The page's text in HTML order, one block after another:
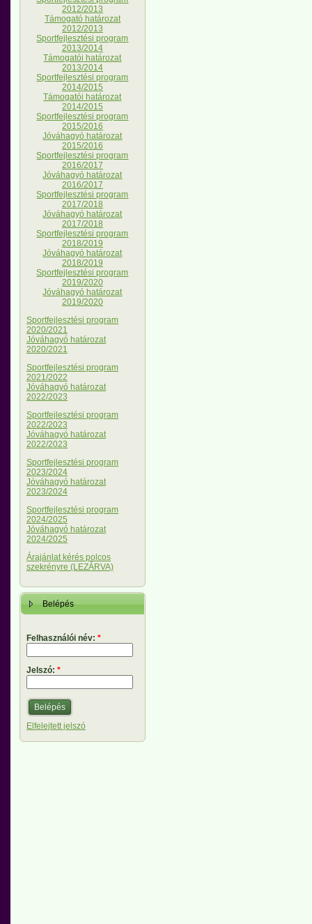
2012/2013
Támogató határozat
2012/2013
Sportfejlesztési program
2013/2014
Támogatói határozat
2013/2014
Sportfejlesztési program
2014/2015
Támogatói határozat
2014/2015
Sportfejlesztési program
2015/2016
Jóváhagyó határozat
2015/2016
Sportfejlesztési program
2016/2017
Jóváhagyó határozat
2016/2017
Sportfejlesztési program
2017/2018
Jóváhagyó határozat
2017/2018
Sportfejlesztési program
2018/2019
Jóváhagyó határozat
2018/2019
Sportfejlesztési program
2019/2020
Jóváhagyó határozat
2019/2020
Sportfejlesztési program
2020/2021
Jóváhagyó határozat
2020/2021
Sportfejlesztési program
2021/2022
Jóváhagyó határozat
2022/2023
Sportfejlesztési program
2022/2023
Jóváhagyó határozat
2022/2023
Sportfejlesztési program
2023/2024
Jóváhagyó határozat
2023/2024
Sportfejlesztési program
2024/2025
Jóváhagyó határozat
2024/2025
Árajánlat kérés polcos
szekrényre (LEZÁRVA)
Belépés
Felhasználói név: *
Jelszó: *
Elfelejtett jelszó